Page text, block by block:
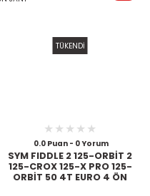
TÜKENDİ
0.0 Puan - 0 Yorum
SYM FIDDLE 2 125-ORBİT 2
125-CROX 125-X PRO 125-
ORBİT 50 4T EURO 4 ÖN